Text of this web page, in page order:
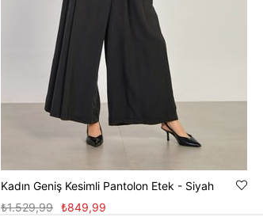
Kadın Geniş Kesimli Pantolon Etek - Siyah
₺849,99
₺1.529,99